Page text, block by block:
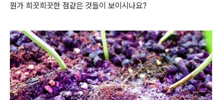
뭔가 희끗희끗한 점같은 것들이 보이시나요?